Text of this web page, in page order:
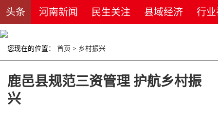
头条 河南新闻 民生关注 县域经济 行
您现在的位置： 首页 > 乡村振兴
鹿邑县规范三资管理 护航乡村振
兴